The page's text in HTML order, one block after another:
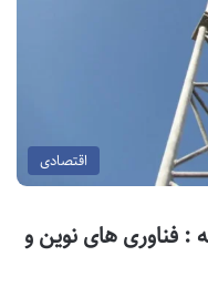
اقتصادی
: فناوری های نوین و